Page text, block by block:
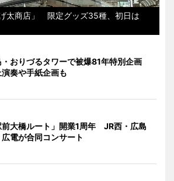
太商店」 限定グッズ35種、初日は
・おりづるタワーで被爆81年特別企画
演奏や手紙企画も
前大橋ルート」開業1周年 JR西・広島
電が合同コンサート